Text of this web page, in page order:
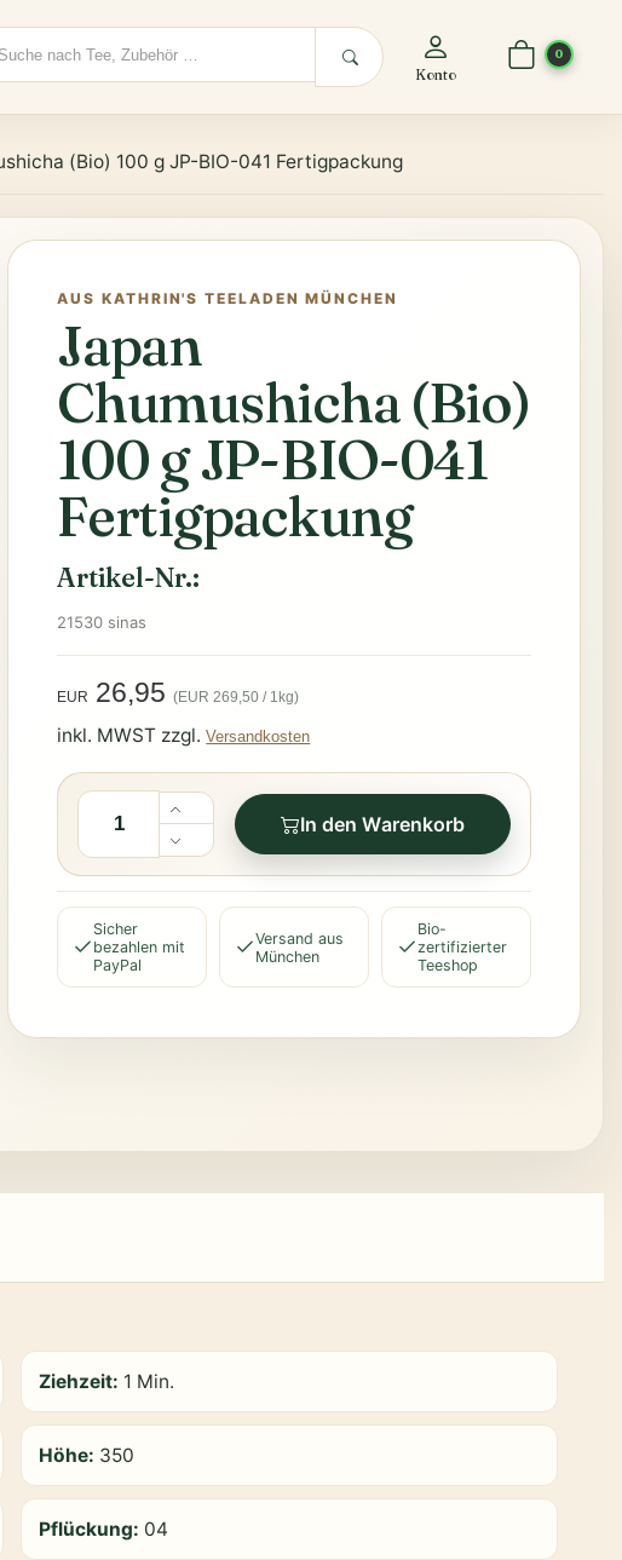
Konto
0
(Bio) 100 g JP-BIO-041 Fertigpackung
AUS KATHRIN'S TEELADEN MÜNCHEN
Japan
Chumushicha (Bio)
100 g JP-BIO-041
Fertigpackung
Artikel-Nr.:
21530 sinas
EUR 26,95 (EUR 269,50 / 1kg)
inkl. MWST zzgl.Versandkosten
In den Warenkorb
Sicher
bezahlen mit
PayPal
Versand aus
München
Bio-
zertifizierter
Teeshop
Ziehzeit: 1 Min.
Höhe: 350
Pflückung: 04